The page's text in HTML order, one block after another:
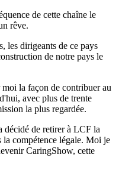
de cette chaîne le
rêve.
les dirigeants de ce pays
de notre pays le
la façon de contribuer au
avec plus de trente
la plus regardée.
de retirer à LCF la
la compétence légale. Moi je
CaringShow, cette